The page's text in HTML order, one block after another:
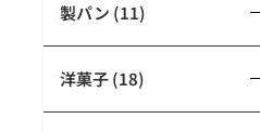
製パン (11)
洋菓子 (18)